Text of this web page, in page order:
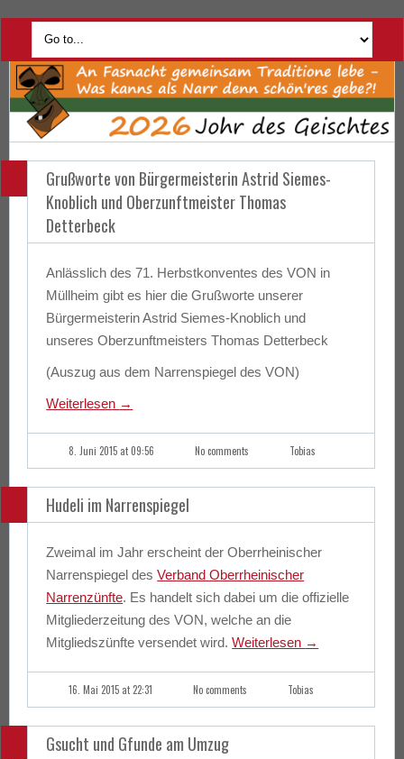
Grußworte von Bürgermeisterin Astrid Siemes-
Knoblich und Oberzunftmeister Thomas
Detterbeck
Anlässlich des 71. Herbstkonventes des VON in
Müllheim gibt es hier die Grußworte unserer
Bürgermeisterin Astrid Siemes-Knoblich und
unseres Oberzunftmeisters Thomas Detterbeck
(Auszug aus dem Narrenspiegel des VON)
Weiterlesen →
8. Juni 2015 at 09:56 No comments Tobias
Hudeli im Narrenspiegel
Zweimal im Jahr erscheint der Oberrheinischer
Narrenspiegel desVerband Oberrheinischer
Narrenzünfte. Es handelt sich dabei um die offizielle
Mitgliederzeitung des VON, welche an die
Mitgliedszünfte versendet wird.Weiterlesen →
16. Mai 2015 at 22:31 No comments Tobias
Gsucht und Gfunde am Umzug